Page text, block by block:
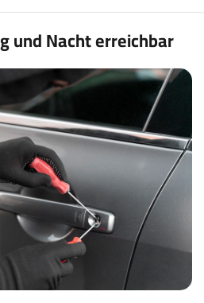
und Nacht erreichbar